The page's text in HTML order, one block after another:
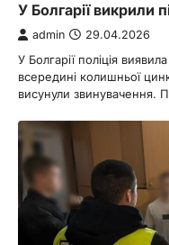
У Болгарії викрили
admin 29.04.2026
У Болгарії поліція
всередині колишньої
висунули звинувачення.